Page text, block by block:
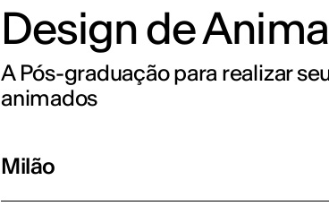
Design de
A Pós-graduação para realizar
animados
Milão